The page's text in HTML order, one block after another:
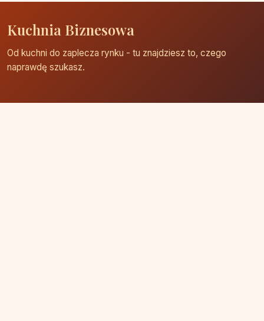
Kuchnia Biznesowa
Od kuchni do zaplecza rynku - tu znajdziesz to, czego
naprawdę szukasz.